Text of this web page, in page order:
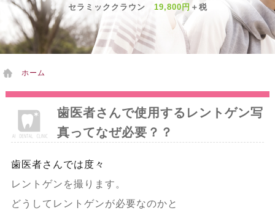
セラミッククラウン 19,800円 ＋税
徒歩6分
ホーム
歯医者さんで使用するレントゲン写
真ってなぜ必要？？
歯医者さんでは度々
レントゲンを撮ります。
どうしてレントゲンが必要なのかと